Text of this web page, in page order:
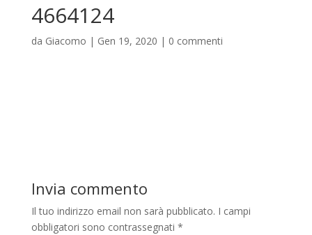
4664124
da Giacomo | Gen 19, 2020 | 0 commenti
Invia commento
Il tuo indirizzo email non sarà pubblicato. I campi
obbligatori sono contrassegnati *